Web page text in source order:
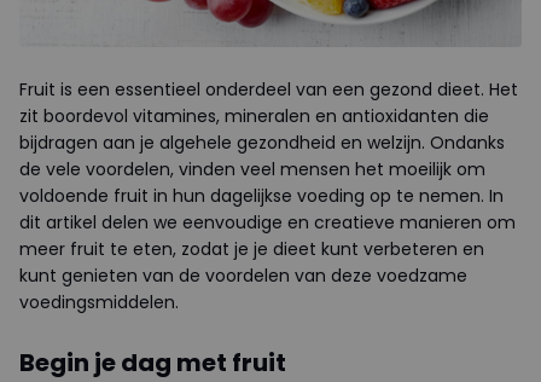
Fruit is een essentieel onderdeel van een gezond dieet. Het
zit boordevol vitamines, mineralen en antioxidanten die
bijdragen aan je algehele gezondheid en welzijn. Ondanks
de vele voordelen, vinden veel mensen het moeilijk om
voldoende fruit in hun dagelijkse voeding op te nemen. In
dit artikel delen we eenvoudige en creatieve manieren om
meer fruit te eten, zodat je je dieet kunt verbeteren en
kunt genieten van de voordelen van deze voedzame
voedingsmiddelen.
Begin je dag met fruit